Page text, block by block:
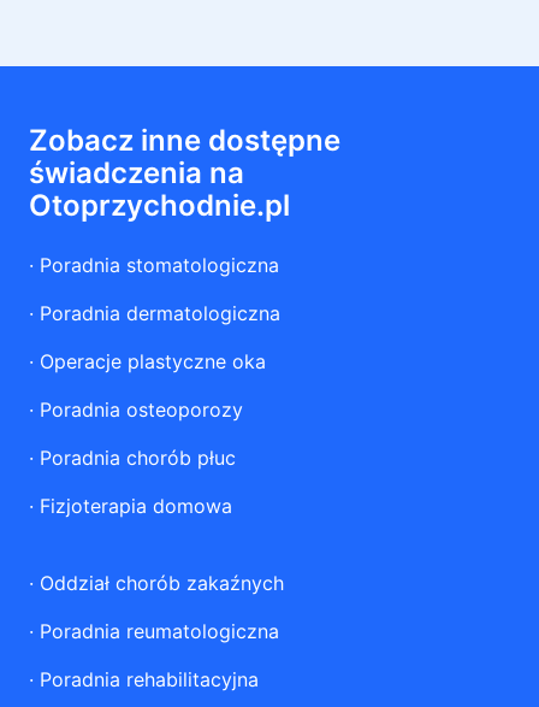
Zobacz inne dostępne
świadczenia na
Otoprzychodnie.pl
· Poradnia stomatologiczna
· Poradnia dermatologiczna
· Operacje plastyczne oka
· Poradnia osteoporozy
· Poradnia chorób płuc
· Fizjoterapia domowa
· Oddział chorób zakaźnych
· Poradnia reumatologiczna
· Poradnia rehabilitacyjna